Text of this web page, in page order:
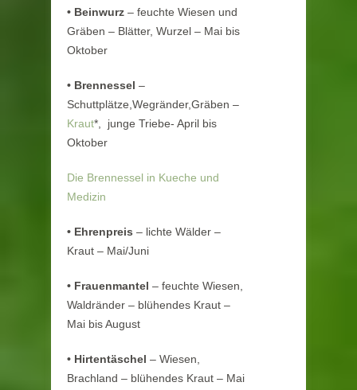
• Beinwurz – feuchte Wiesen und
Gräben – Blätter, Wurzel – Mai bis
Oktober
• Brennessel –
Schuttplätze,Wegränder,Gräben –
Kraut*, junge Triebe- April bis
Oktober
Die Brennessel in Kueche und
Medizin
• Ehrenpreis – lichte Wälder –
Kraut – Mai/Juni
• Frauenmantel – feuchte Wiesen,
Waldränder – blühendes Kraut –
Mai bis August
• Hirtentäschel – Wiesen,
Brachland – blühendes Kraut – Mai